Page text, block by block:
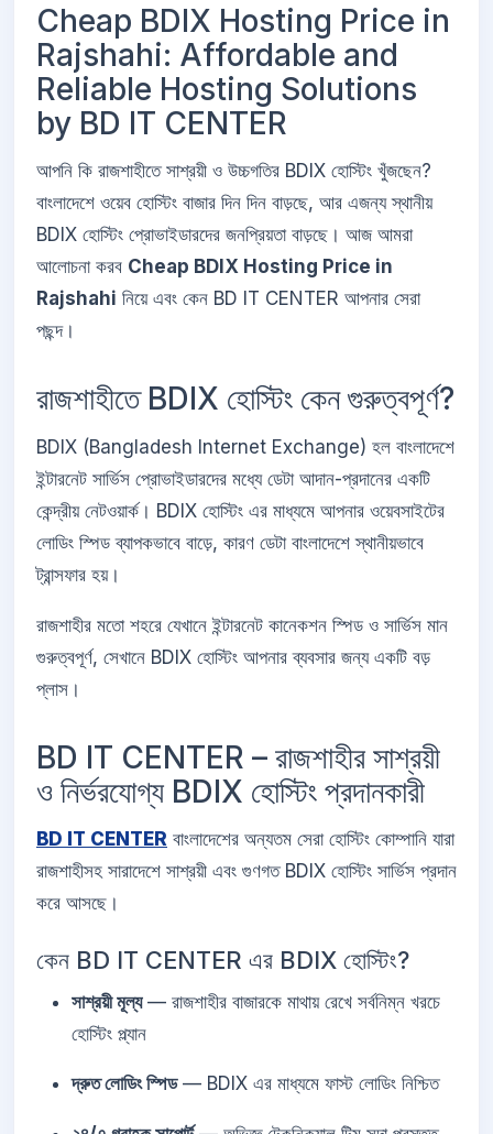
Cheap BDIX Hosting Price in
Rajshahi: Affordable and
Reliable Hosting Solutions
by BD IT CENTER
আপনি কি রাজশাহীতে সাশ্রয়ী ও উচ্চগতির BDIX হোস্টিং খুঁজছেন?
বাংলাদেশে ওয়েব হোস্টিং বাজার দিন দিন বাড়ছে, আর এজন্য স্থানীয়
BDIX হোস্টিং প্রোভাইডারদের জনপ্রিয়তা বাড়ছে। আজ আমরা
আলোচনা করব Cheap BDIX Hosting Price in
Rajshahi নিয়ে এবং কেন BD IT CENTER আপনার সেরা
পছন্দ।
রাজশাহীতে BDIX হোস্টিং কেন গুরুত্বপূর্ণ?
BDIX (Bangladesh Internet Exchange) হল বাংলাদেশে
ইন্টারনেট সার্ভিস প্রোভাইডারদের মধ্যে ডেটা আদান-প্রদানের একটি
কেন্দ্রীয় নেটওয়ার্ক। BDIX হোস্টিং এর মাধ্যমে আপনার ওয়েবসাইটের
লোডিং স্পিড ব্যাপকভাবে বাড়ে, কারণ ডেটা বাংলাদেশে স্থানীয়ভাবে
ট্রান্সফার হয়।
রাজশাহীর মতো শহরে যেখানে ইন্টারনেট কানেকশন স্পিড ও সার্ভিস মান
গুরুত্বপূর্ণ, সেখানে BDIX হোস্টিং আপনার ব্যবসার জন্য একটি বড়
প্লাস।
BD IT CENTER – রাজশাহীর সাশ্রয়ী
ও নির্ভরযোগ্য BDIX হোস্টিং প্রদানকারী
BD IT CENTER বাংলাদেশের অন্যতম সেরা হোস্টিং কোম্পানি যারা
রাজশাহীসহ সারাদেশে সাশ্রয়ী এবং গুণগত BDIX হোস্টিং সার্ভিস প্রদান
করে আসছে।
কেন BD IT CENTER এর BDIX হোস্টিং?
সাশ্রয়ী মূল্য— রাজশাহীর বাজারকে মাথায় রেখে সর্বনিম্ন খরচে
হোস্টিং প্ল্যান
দ্রুত লোডিং স্পিড— BDIX এর মাধ্যমে ফাস্ট লোডিং নিশ্চিত